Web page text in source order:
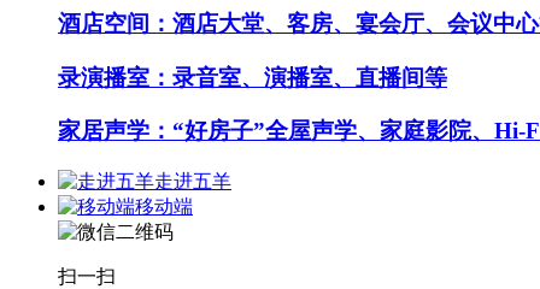
酒店空间：酒店大堂、客房、宴会厅、会议中
录演播室：录音室、演播室、直播间等
家居声学：“好房子”全屋声学、家庭影院、Hi-
走进五羊
移动端
扫一扫